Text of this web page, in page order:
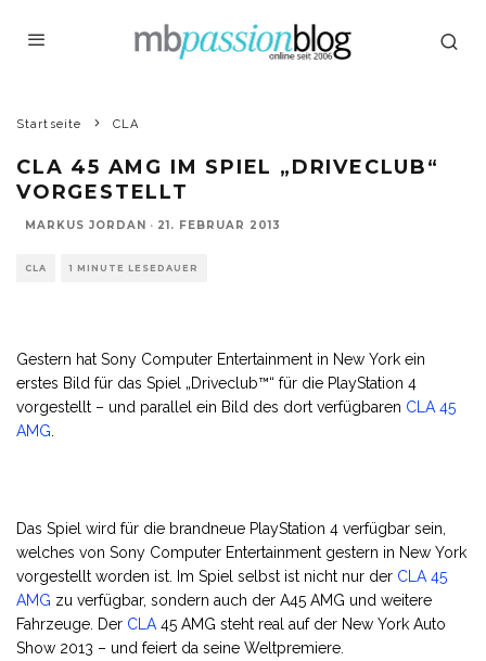
Startseite CLA
CLA 45 AMG IM SPIEL „DRIVECLUB“
VORGESTELLT
MARKUS JORDAN · 21. FEBRUAR 2013
CLA 1 MINUTE LESEDAUER
Gestern hat Sony Computer Entertainment in New York ein
erstes Bild für das Spiel „Driveclub™“ für die PlayStation 4
vorgestellt – und parallel ein Bild des dort verfügbaren CLA 45
AMG
Das Spiel wird für die brandneue PlayStation 4 verfügbar sein,
welches von Sony Computer Entertainment gestern in New York
vorgestellt worden ist. Im Spiel selbst ist nicht nur der CLA 45
AMG zu verfügbar, sondern auch der A45 AMG und weitere
Fahrzeuge. Der CLA 45 AMG steht real auf der New York Auto
Show 2013 – und feiert da seine Weltpremiere.